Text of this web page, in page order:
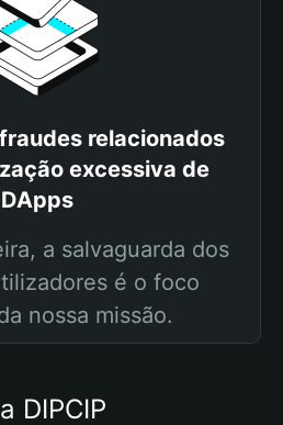
relacionados
excessiva de
DApps
a salvaguarda dos
é o foco
nossa missão.
DIPCIP